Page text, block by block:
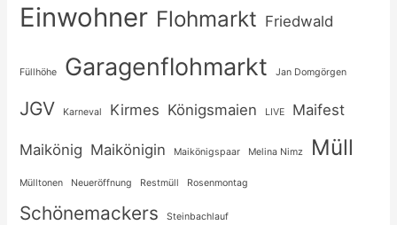
Einwohner Flohmarkt Friedwald
Füllhöhe Garagenflohmarkt Jan Domgörgen
JGV Karneval Kirmes Königsmaien LIVE Maifest
Maikönig Maikönigin Maikönigspaar Melina Nimz Müll
Mülltonen Neueröffnung Restmüll Rosenmontag
Schönemackers Steinbachlauf